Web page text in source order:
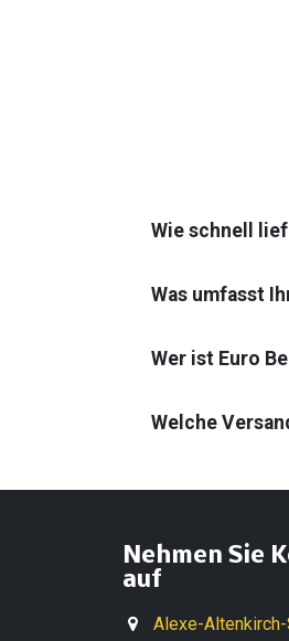
Wie schnell
Was umfasst
Wer ist Euro
Welche
Nehmen Sie
auf
Alexe-Altenkirch-